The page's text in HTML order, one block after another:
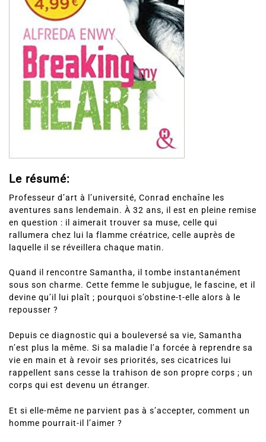
Le résumé:
Professeur d’art à l’université, Conrad enchaîne les
aventures sans lendemain. À 32 ans, il est en pleine remise
en question : il aimerait trouver sa muse, celle qui
rallumera chez lui la flamme créatrice, celle auprès de
laquelle il se réveillera chaque matin.
Quand il rencontre Samantha, il tombe instantanément
sous son charme. Cette femme le subjugue, le fascine, et il
devine qu’il lui plaît ; pourquoi s’obstine-t-elle alors à le
repousser ?
Depuis ce diagnostic qui a bouleversé sa vie, Samantha
n’est plus la même. Si sa maladie l’a forcée à reprendre sa
vie en main et à revoir ses priorités, ses cicatrices lui
rappellent sans cesse la trahison de son propre corps ; un
corps qui est devenu un étranger.
Et si elle-même ne parvient pas à s’accepter, comment un
homme pourrait-il l’aimer ?